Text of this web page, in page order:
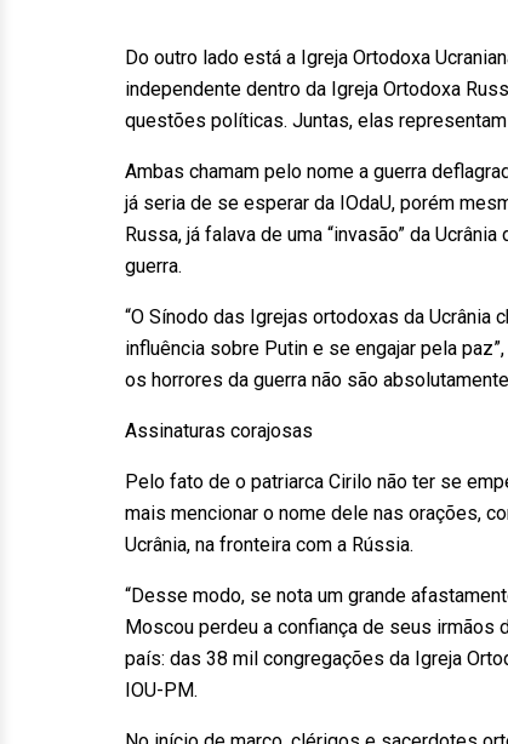
Do outro lado está a Igreja Ortodoxa
independente dentro da Igreja Ortodoxa
questões políticas. Juntas, elas representam
Ambas chamam pelo nome a guerra
já seria de se esperar da IOdaU, porém
Russa, já falava de uma “invasão” da
guerra.
“O Sínodo das Igrejas ortodoxas da Ucrânia
influência sobre Putin e se engajar pela
os horrores da guerra não são
Assinaturas corajosas
Pelo fato de o patriarca Cirilo não ter se
mais mencionar o nome dele nas orações,
Ucrânia, na fronteira com a Rússia.
“Desse modo, se nota um grande
Moscou perdeu a confiança de seus irmãos
país: das 38 mil congregações da Igreja
IOU-PM.